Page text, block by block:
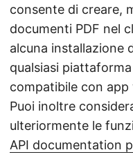
consente di creare,
documenti PDF nel
alcuna installazione
qualsiasi
compatibile con
Puoi inoltre
ulteriormente le
API documentation